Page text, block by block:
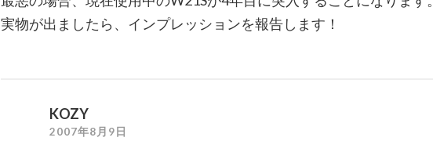
実物が出ましたら、インプレッションを報告します！
KOZY
2007年8月9日